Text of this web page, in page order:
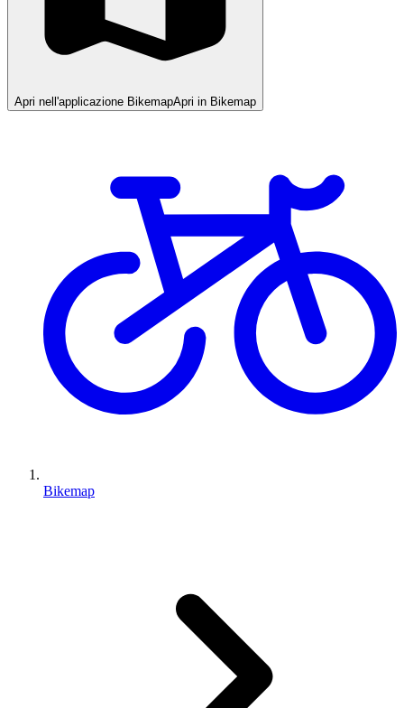
Apri nell'applicazione BikemapApri in Bikemap
Bikemap